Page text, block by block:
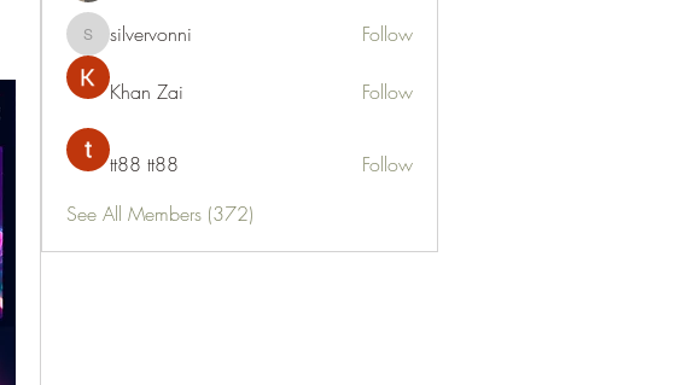
silvervonni
silvervonni Follow
Khan Zai Follow
tt88 tt88
Follow
See All Members (372)